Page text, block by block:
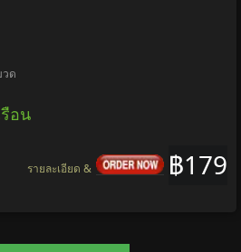
ด
อน
฿179
รายละเอียด &